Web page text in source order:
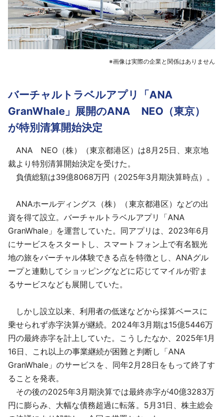
※画像は実際の企業と関係はありません
バーチャルトラベルアプリ「ANA
GranWhale」展開のANA NEO（東京）
が特別清算開始決定
ANA NEO（株）（東京都港区）は8月25日、東京地
裁より特別清算開始決定を受けた。
負債総額は39億8068万円（2025年3月期決算時点）。
ANAホールディングス（株）（東京都港区）などの出
資を得て設立。バーチャルトラベルアプリ「ANA
GranWhale」を運営していた。同アプリは、2023年6月
にサービスをスタートし、スマートフォン上で有名観光
地の旅をバーチャル体験できる点を特徴とし、ANAグル
ープと連動してショッピングなどに応じてマイルが貯ま
るサービスなども展開していた。
しかし設立以来、利用者の低迷などから採算ベースに
乗せられず赤字決算が継続。2024年3月期は15億5446万
円の最終赤字を計上していた。こうしたなか、2025年1月
16日、これ以上の事業継続が困難と判断し「ANA
GranWhale」のサービスを、同年2月28日をもって終了す
ることを発表。
その後の2025年3月期決算では最終赤字が40億3283万
円に膨らみ、大幅な債務超過に転落。5月31日、株主総会